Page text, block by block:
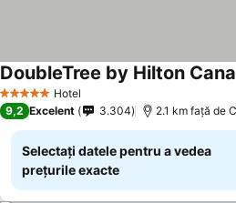
5 Stele Hotel
DoubleTree by Hilton
9,2 Excelent 3.304 2.1 km faţă de
Selectați datele pentru a vedea
prețurile exacte